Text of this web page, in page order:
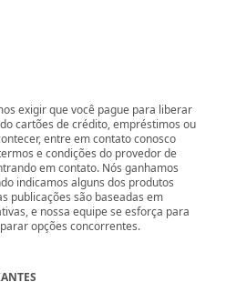
exigir que você pague para liberar
cartões de crédito, empréstimos ou
entre em contato conosco
e condições do provedor de
em contato. Nós ganhamos
indicamos alguns dos produtos
publicações são baseadas em
e nossa equipe se esforça para
opções concorrentes.